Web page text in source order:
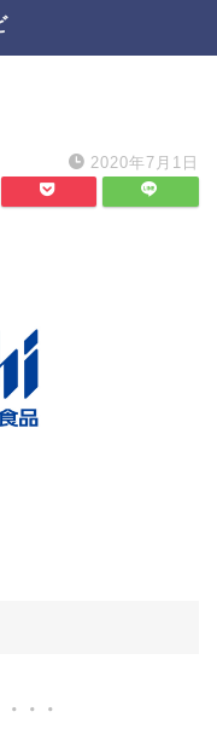
2020年7月1日